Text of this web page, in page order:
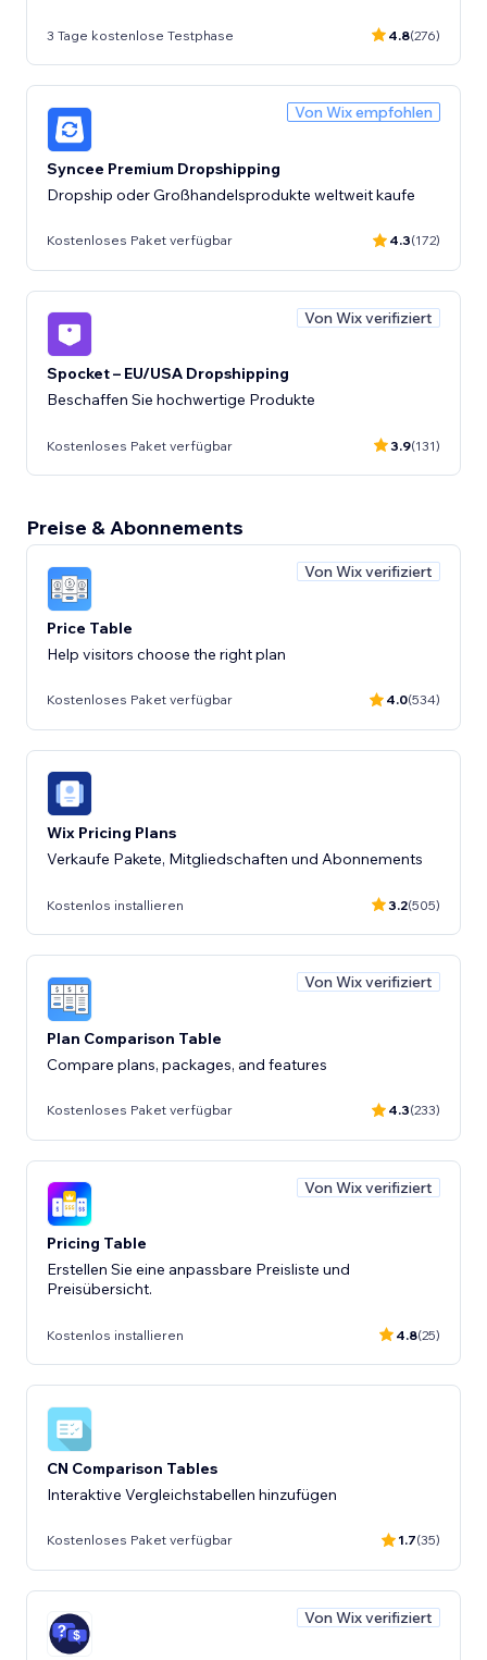
3 Tage kostenlose Testphase 4.8(276)
Von Wix empfohlen
Syncee Premium Dropshipping
Dropship oder Großhandelsprodukte weltweit kaufe
Kostenloses Paket verfügbar 4.3(172)
Von Wix verifiziert
Spocket – EU/USA Dropshipping
Beschaffen Sie hochwertige Produkte
Kostenloses Paket verfügbar 3.9(131)
Preise & Abonnements
Von Wix verifiziert
Price Table
Help visitors choose the right plan
Kostenloses Paket verfügbar 4.0(534)
Wix Pricing Plans
Verkaufe Pakete, Mitgliedschaften und Abonnements
Kostenlos installieren 3.2(505)
Von Wix verifiziert
Plan Comparison Table
Compare plans, packages, and features
Kostenloses Paket verfügbar 4.3(233)
Von Wix verifiziert
Pricing Table
Erstellen Sie eine anpassbare Preisliste und
Preisübersicht.
Kostenlos installieren 4.8(25)
CN Comparison Tables
Interaktive Vergleichstabellen hinzufügen
Kostenloses Paket verfügbar 1.7(35)
Von Wix verifiziert